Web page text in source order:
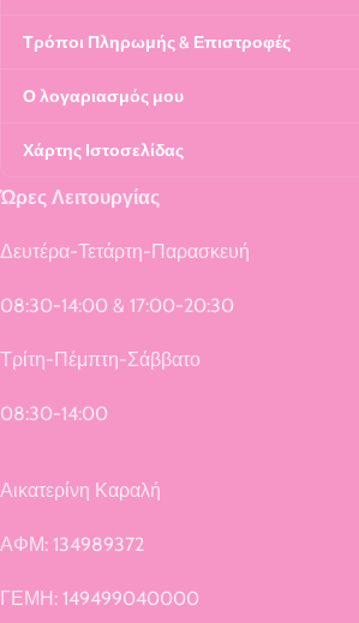
Τρόποι Πληρωμής & Επιστροφές
Ο λογαριασμός μου
Χάρτης Ιστοσελίδας
Ώρες Λειτουργίας
Δευτέρα-Τετάρτη-Παρασκευή
08:30-14:00 & 17:00-20:30
Τρίτη-Πέμπτη-Σάββατο
08:30-14:00
Αικατερίνη Καραλή
ΑΦΜ: 134989372
ΓΕΜΗ: 149499040000